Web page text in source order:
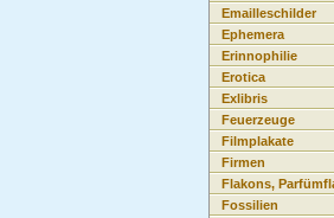
Emailleschilder
Ephemera
Erinnophilie
Erotica
Exlibris
Feuerzeuge
Filmplakate
Firmen
Flakons,
Fossilien